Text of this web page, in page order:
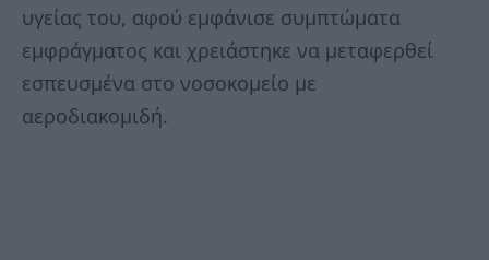
υγείας του, αφού εμφάνισε συμπτώματα
εμφράγματος και χρειάστηκε να μεταφερθεί
εσπευσμένα στο νοσοκομείο με
αεροδιακομιδή.